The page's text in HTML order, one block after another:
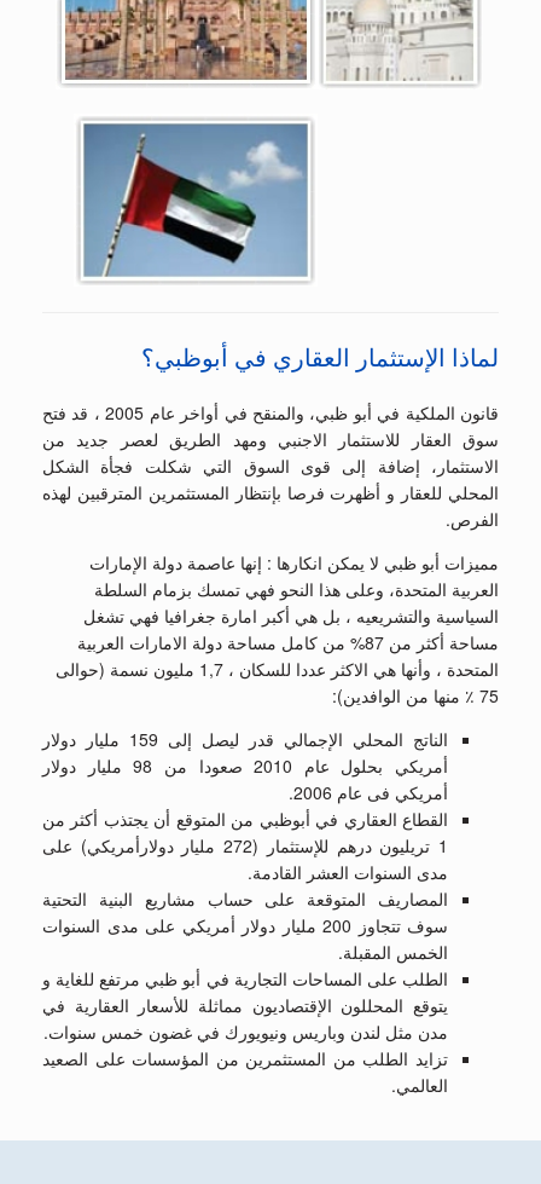
لماذا الإستثمار العقاري في أبوظبي؟
قانون الملكية في أبو ظبي، والمنقح في أواخر عام 2005 ، قد فتح
سوق العقار للاستثمار الاجنبي ومهد الطريق لعصر جديد من
الاستثمار، إضافة إلى قوى السوق التي شكلت فجأة الشكل
المحلي للعقار و أظهرت فرصا بإنتظار المستثمرين المترقبين لهذه
الفرص.
مميزات أبو ظبي لا يمكن انكارها : إنها عاصمة دولة الإمارات
العربية المتحدة، وعلى هذا النحو فهي تمسك بزمام السلطة
السياسية والتشريعيه ، بل هي أكبر امارة جغرافيا فهي تشغل
مساحة أكثر من 87% من كامل مساحة دولة الامارات العربية
المتحدة ، وأنها هي الاكثر عددا للسكان ، 1,7 مليون نسمة (حوالى
75 ٪ منها من الوافدين):
الناتج المحلي الإجمالي قدر ليصل إلى 159 مليار دولار
أمريكي بحلول عام 2010 صعودا من 98 مليار دولار
أمريكي فى عام 2006.
القطاع العقاري في أبوظبي من المتوقع أن يجتذب أكثر من
1 تريليون درهم للإستثمار (272 مليار دولارأمريكي) على
مدى السنوات العشر القادمة.
المصاريف المتوقعة على حساب مشاريع البنية التحتية
سوف تتجاوز 200 مليار دولار أمريكي على مدى السنوات
الخمس المقبلة.
الطلب على المساحات التجارية في أبو ظبي مرتفع للغاية و
يتوقع المحللون الإقتصاديون مماثلة للأسعار العقارية في
مدن مثل لندن وباريس ونيويورك في غضون خمس سنوات.
تزايد الطلب من المستثمرين من المؤسسات على الصعيد
العالمي.